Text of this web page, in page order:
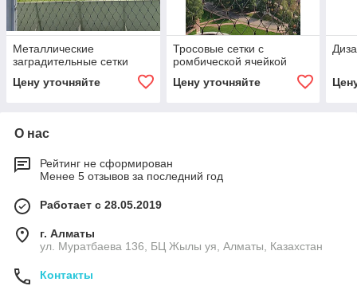
Металлические
заградительные сетки
Цену уточняйте
Тросовые сетки с
ромбической ячейкой
Цену уточняйте
О нас
Рейтинг не сформирован
Менее 5 отзывов за последний год
Работает с 28.05.2019
г. Алматы
ул. Муратбаева 136, БЦ Жылы уя, Алматы, Казахстан
Контакты